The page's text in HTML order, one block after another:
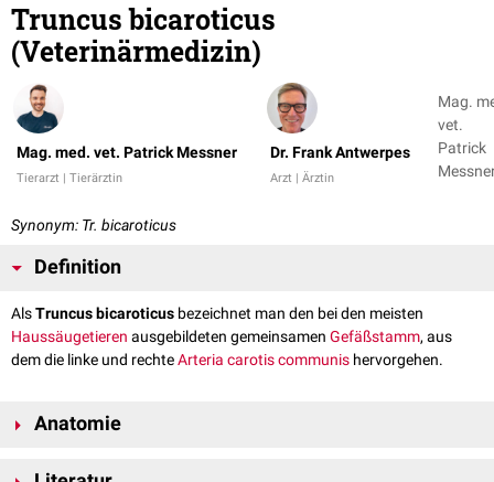
Truncus bicaroticus
(Veterinärmedizin)
Mag. med. vet. Patrick Messner
Tierarzt | Tierärztin
Dr. Frank Antwerpes
Arzt | Ärztin
Mag.
vet.
Patrick
Synonym: Tr. bicaroticus
Definition
AlsTruncus bicaroticus bezeichnet man den bei den meisten
Haussäugetieren ausgebildeten gemeinsamen Gefäßstamm, aus
dem die linke und rechteArteria carotis communis hervorgehen.
Anatomie